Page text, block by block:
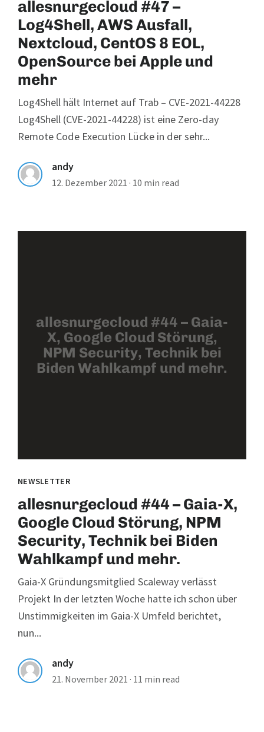
allesnurgecloud #47 –
Log4Shell, AWS Ausfall,
Nextcloud, CentOS 8 EOL,
OpenSource bei Apple und
mehr
Log4Shell hält Internet auf Trab – CVE-2021-44228
Log4Shell (CVE-2021-44228) ist eine Zero-day
Remote Code Execution Lücke in der sehr...
andy
12. Dezember 2021 · 10 min read
allesnurgecloud #44 – Gaia-
X, Google Cloud Störung,
NPM Security, Technik bei
Biden Wahlkampf und mehr.
NEWSLETTER
allesnurgecloud #44 – Gaia-X,
Google Cloud Störung, NPM
Security, Technik bei Biden
Wahlkampf und mehr.
Gaia-X Gründungsmitglied Scaleway verlässt
Projekt In der letzten Woche hatte ich schon über
Unstimmigkeiten im Gaia-X Umfeld berichtet,
nun...
andy
21. November 2021 · 11 min read